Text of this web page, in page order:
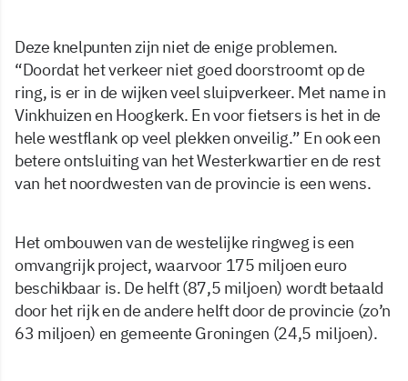
Deze knelpunten zijn niet de enige problemen.
“Doordat het verkeer niet goed doorstroomt op de
ring, is er in de wijken veel sluipverkeer. Met name in
Vinkhuizen en Hoogkerk. En voor fietsers is het in de
hele westflank op veel plekken onveilig.” En ook een
betere ontsluiting van het Westerkwartier en de rest
van het noordwesten van de provincie is een wens.
Het ombouwen van de westelijke ringweg is een
omvangrijk project, waarvoor 175 miljoen euro
beschikbaar is. De helft (87,5 miljoen) wordt betaald
door het rijk en de andere helft door de provincie (zo’n
63 miljoen) en gemeente Groningen (24,5 miljoen).